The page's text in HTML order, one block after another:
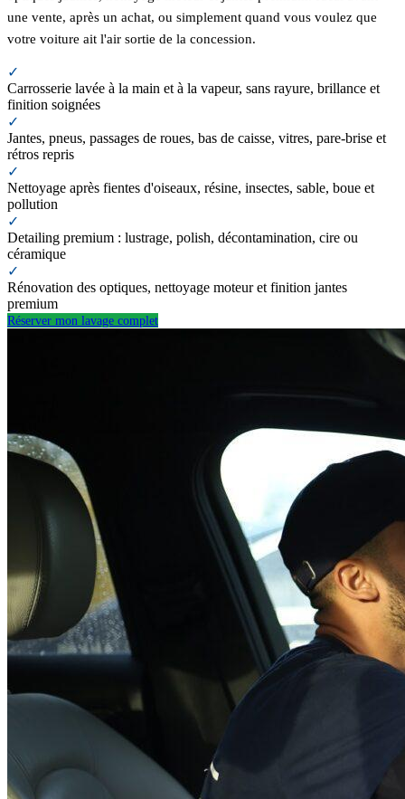
une vente, après un achat, ou simplement quand vous voulez que
votre voiture ait l'air sortie de la concession.
✓
Carrosserie lavée à la main et à la vapeur, sans rayure, brillance et
finition soignées
✓
Jantes, pneus, passages de roues, bas de caisse, vitres, pare-brise et
rétros repris
✓
Nettoyage après fientes d'oiseaux, résine, insectes, sable, boue et
pollution
✓
Detailing premium : lustrage, polish, décontamination, cire ou
céramique
✓
Rénovation des optiques, nettoyage moteur et finition jantes
premium
Réserver mon lavage complet